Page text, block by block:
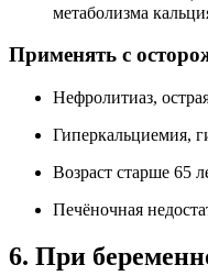
метаболизма
Применять с
Нефролитиаз,
Гиперкальциемия,
Возраст старше 65
Печёночная
6. При